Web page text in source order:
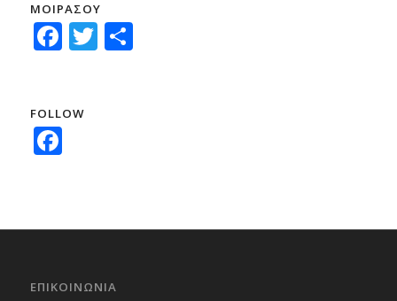
ΜΟΙΡΑΣΟΥ
Facebook
Twitter
Μοιραστείτε
FOLLOW
Facebook
ΕΠΙΚΟΙΝΩΝΙΑ